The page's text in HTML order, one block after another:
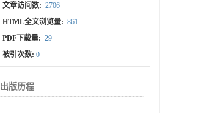
文章访问数: 2706
HTML全文浏览量: 861
PDF下载量: 29
被引次数:0
出版历程